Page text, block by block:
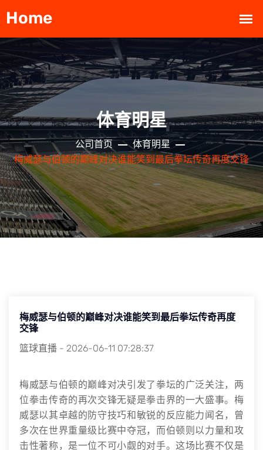
体育明星
公司首页
体育明星
梅威瑟与伯顿的巅峰对决谁能笑到最后拳坛传奇再度交锋
梅威瑟与伯顿的巅峰对决谁能笑到最后拳坛传奇再度
交锋
篮球直播 - 2026-06-11 07:28:37
梅威瑟与伯顿的巅峰对决引发了拳坛的广泛关注，两
位拳击传奇的再次交锋无疑是拳击界的一大盛事。梅
威瑟以其卓越的防守技巧和敏锐的反应能力闻名，曾
多次在世界重量级比赛中夺冠，而伯顿则以力量和攻
击性著称，是一位不可小觑的对手。这场比赛不仅是